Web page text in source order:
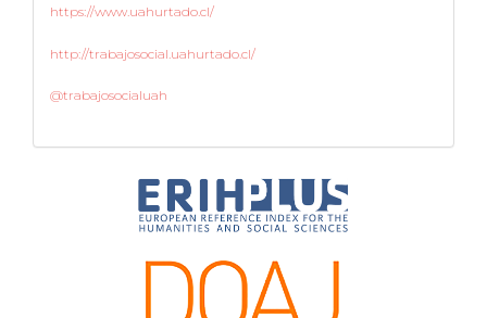
https://www.uahurtado.cl/
http://trabajosocial.uahurtado.cl/
@trabajosocialuah